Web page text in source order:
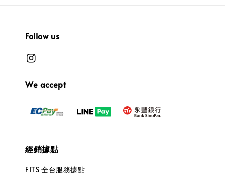
Follow us
We accept
經銷據點
FITS 全台服務據點